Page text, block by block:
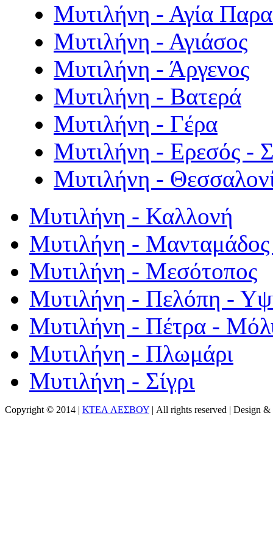
Μυτιλήνη - Αγία
Μυτιλήνη - Αγιάσος
Μυτιλήνη - Άργενος
Μυτιλήνη - Βατερά
Μυτιλήνη - Γέρα
Μυτιλήνη - Ερεσός -
Μυτιλήνη -
Μυτιλήνη - Καλλονή
Μυτιλήνη - Μανταμάδος
Μυτιλήνη - Μεσότοπος
Μυτιλήνη - Πελόπη -
Μυτιλήνη - Πέτρα -
Μυτιλήνη - Πλωμάρι
Μυτιλήνη - Σίγρι
Copyright © 2014 | ΚΤΕΛ ΛΕΣΒΟΥ | All rights reserved | Design &